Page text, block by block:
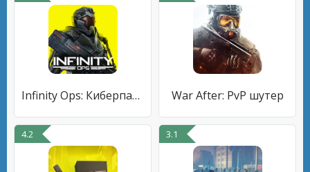
Infinity Ops: Киберпанк Шутер War After: PvP шутер
4.2 3.1